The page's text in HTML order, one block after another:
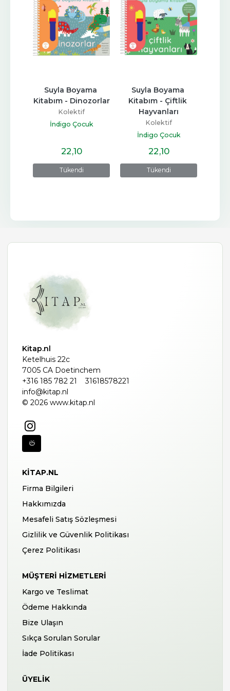
Tükendi
Suyla Boyama
Kitabım - Çiftlik
Hayvanları
Kolektif
22,10
Tükendi
Suyla Boyama
Kitabım - Doğadaki
Hayvanlar
Kolektif
İndigo Çocuk
22,10
Kitap.nl
Ketelhuis 22c
7005 CA Doetinchem
+316 185 782 21
31618578221
info@kitap.nl
© 2026 www.kitap.nl
KITAP.NL
Firma Bilgileri
Hakkımızda
Mesafeli Satış Sözleşmesi
Gizlilik ve Güvenlik Politikası
Çerez Politikası
MÜŞTERI HIZMETLERI
Kargo ve Teslimat
Ödeme Hakkında
Bize Ulaşın
Sıkça Sorulan Sorular
İade Politikası
ÜYELIK